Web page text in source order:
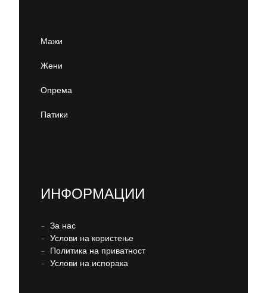
Мажи
Жени
Опрема
Патики
ИНФОРМАЦИИ
– За нас
– Услови на користење
– Политика на приватност
– Услови на испорака